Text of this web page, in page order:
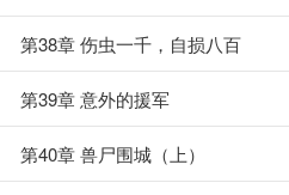
第38章 伤虫一千，自损八百
第39章 意外的援军
第40章 兽尸围城（上）